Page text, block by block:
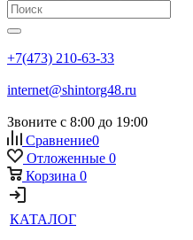
+7(473) 210-63-33
internet@shintorg48.ru
Звоните с 8:00 до 19:00
Сравнение0
Отложенные 0
Корзина 0
КАТАЛОГ